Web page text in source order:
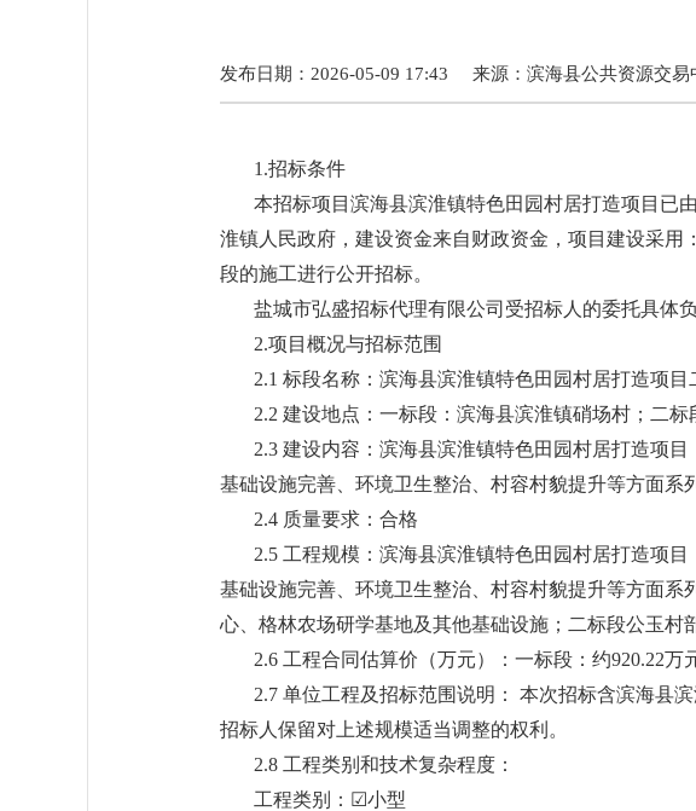
发布日期：2026-05-09 17:43 来源： 滨海县公共资源交易
1.招标条件
本招标项目滨海县滨淮镇特色田园村居打造项目已
淮镇人民政府，建设资金来自财政资金，项目建设采
段的施工进行公开招标。
盐城市弘盛招标代理有限公司受招标人的委托具体
2.项目概况与招标范围
2.1 标段名称：滨海县滨淮镇特色田园村居打造项目
2.2 建设地点：一标段：滨海县滨淮镇硝场村；二
2.3 建设内容：滨海县滨淮镇特色田园村居打造项
基础设施完善、环境卫生整治、村容村貌提升等方面系
2.4 质量要求：合格
2.5 工程规模：滨海县滨淮镇特色田园村居打造项
基础设施完善、环境卫生整治、村容村貌提升等方面
心、格林农场研学基地及其他基础设施；二标段公玉村
2.6 工程合同估算价（万元）：一标段：约920.22万
2.7 单位工程及招标范围说明： 本次招标含滨海县
招标人保留对上述规模适当调整的权利。
2.8 工程类别和技术复杂程度：
工程类别：☑小型